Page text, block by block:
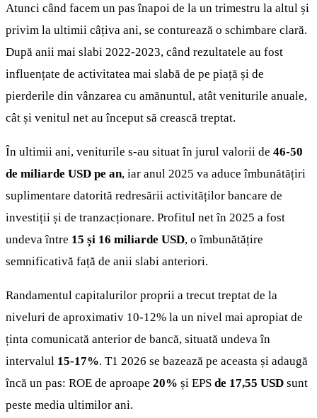
Atunci când facem un pas înapoi de la un trimestru la altul și
privim la ultimii câțiva ani, se conturează o schimbare clară.
După anii mai slabi 2022-2023, când rezultatele au fost
influențate de activitatea mai slabă de pe piață și de
pierderile din vânzarea cu amănuntul, atât veniturile anuale,
cât și venitul net au început să crească treptat.
În ultimii ani, veniturile s-au situat în jurul valorii de 46-50
de miliarde USD pe an, iar anul 2025 va aduce îmbunătățiri
suplimentare datorită redresării activităților bancare de
investiții și de tranzacționare. Profitul net în 2025 a fost
undeva între 15 și 16 miliarde USD, o îmbunătățire
semnificativă față de anii slabi anteriori.
Randamentul capitalurilor proprii a trecut treptat de la
niveluri de aproximativ 10-12% la un nivel mai apropiat de
ținta comunicată anterior de bancă, situată undeva în
intervalul 15-17%. T1 2026 se bazează pe aceasta și adaugă
încă un pas: ROE de aproape 20% și EPS de 17,55 USD sunt
peste media ultimilor ani.